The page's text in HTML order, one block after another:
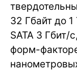
32 Гбайт до
SATA 3
форм-